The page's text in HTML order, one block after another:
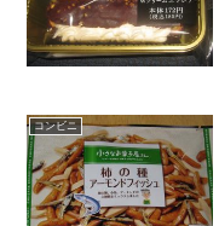
コンビニ